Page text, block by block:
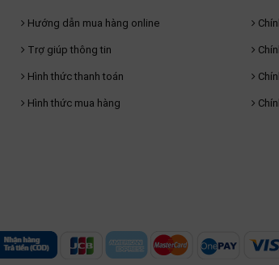
Hướng dẫn mua hàng online
Trợ giúp thông tin
Hình thức thanh toán
Hình thức mua hàng